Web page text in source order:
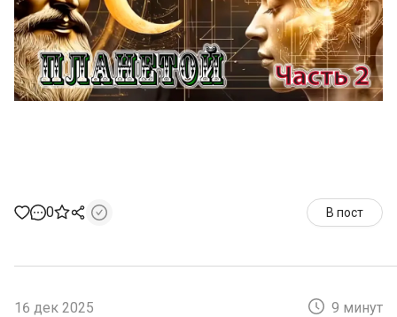
0 В пост
16 дек 2025 9 минут